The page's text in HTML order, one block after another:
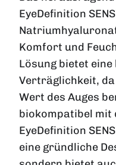
EyeDefinition
Komfort und
Lösung bietet
Verträglichkeit,
Wert des Auges
biokompatibel mit
EyeDefinition
eine gründliche